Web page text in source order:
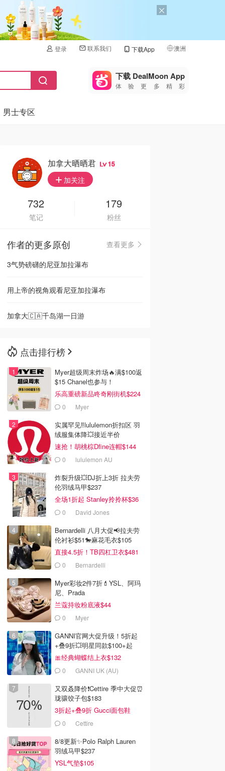
登录 联系我们 下载App 澳洲
🇺🇸
🇨🇳 中国
🇮🇹
🇦🇺
🇳🇿新西兰
下载 DealMoon App
体验更多精彩
男士专区
加拿大晒晒君 15
加关注
732
笔记
179
粉丝
作者的更多原创
查看更多
3气势磅礴的尼亚加拉瀑布
用上帝的视角观看尼亚加拉瀑布
加拿大🇨🇦千岛湖一日游
点击排行榜
Myer超级周末炸场🔥满$100返
$15 Chanel也参与！
乐高重磅新品咚奇刚街机$224
0 Myer
实属罕见‼️lululemon折扣区 羽
绒服集体降💥接近半价
速抢！胡桃棕Dfine连帽$144
0 lululemon AU
炸裂升级💥DJ折上3折 拉夫劳
伦羽绒马甲$237
全场1折起 Stanley拎拎杯$36
0 David Jones
Bernardelli 八月大促📢拉夫劳
伦衬衫$51🐎麻花毛衣$105
直接4.5折！TB四杠卫衣$481
0 Bernardelli
Myer彩妆2件7折💄YSL、阿玛
尼、Prada
兰蔻持妆粉底液$44
0 Myer
GANNI官网大促升级！5折起
+叠9折💥明星同款$100+起
🎀经典蝴蝶结上衣$132
0 GANNI UK (AU)
又双叒降价❗️Cettire 季中大促⏰
珑骧饺子包$183
3折起+叠9折 Gucci面包鞋
$9910 Cettire
8/8更新✨Polo Ralph Lauren
羽绒马甲$237
YSL气垫$105